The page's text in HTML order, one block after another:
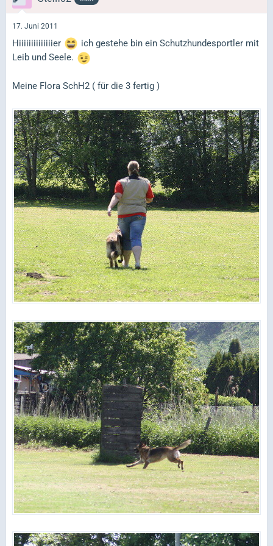
17. Juni 2011
Hiiiiiiiiiiiiiier
ich gestehe bin ein Schutzhundesportler mit
Leib und Seele.
Meine Flora SchH2 ( für die 3 fertig )